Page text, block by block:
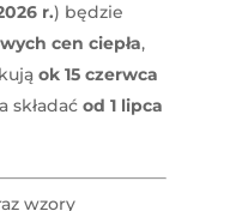
r.) będzie
cen ciepła,
ok 15 czerwca
składać od 1 lipca
wzory